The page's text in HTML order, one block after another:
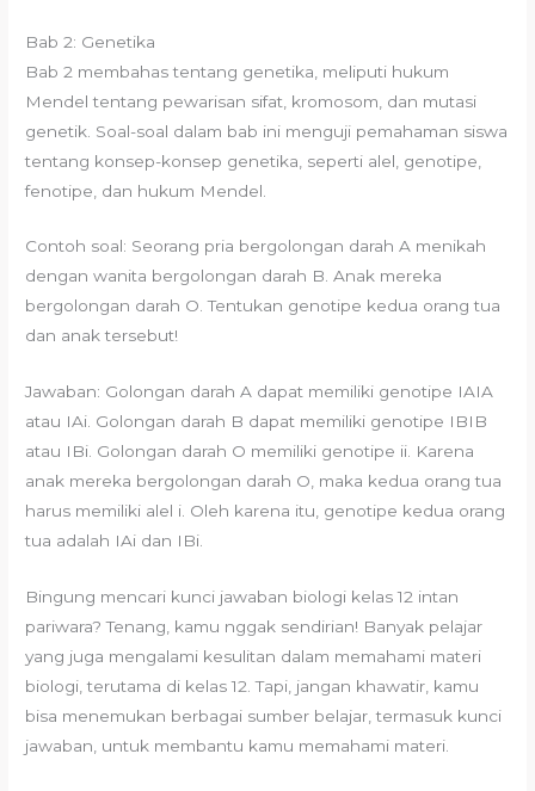
Bab 2: Genetika
Bab 2 membahas tentang genetika, meliputi hukum
Mendel tentang pewarisan sifat, kromosom, dan mutasi
genetik. Soal-soal dalam bab ini menguji pemahaman siswa
tentang konsep-konsep genetika, seperti alel, genotipe,
fenotipe, dan hukum Mendel.
Contoh soal: Seorang pria bergolongan darah A menikah
dengan wanita bergolongan darah B. Anak mereka
bergolongan darah O. Tentukan genotipe kedua orang tua
dan anak tersebut!
Jawaban: Golongan darah A dapat memiliki genotipe IAIA
atau IAi. Golongan darah B dapat memiliki genotipe IBIB
atau IBi. Golongan darah O memiliki genotipe ii. Karena
anak mereka bergolongan darah O, maka kedua orang tua
harus memiliki alel i. Oleh karena itu, genotipe kedua orang
tua adalah IAi dan IBi.
Bingung mencari kunci jawaban biologi kelas 12 intan
pariwara? Tenang, kamu nggak sendirian! Banyak pelajar
yang juga mengalami kesulitan dalam memahami materi
biologi, terutama di kelas 12. Tapi, jangan khawatir, kamu
bisa menemukan berbagai sumber belajar, termasuk kunci
jawaban, untuk membantu kamu memahami materi.